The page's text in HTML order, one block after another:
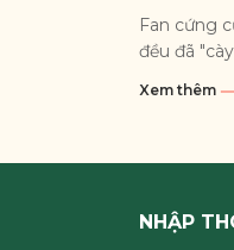
Fan cứng
đều đã
Xem thêm
NHẬP